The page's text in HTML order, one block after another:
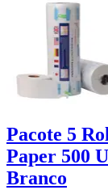
Pacote 5
Paper 500
Branco